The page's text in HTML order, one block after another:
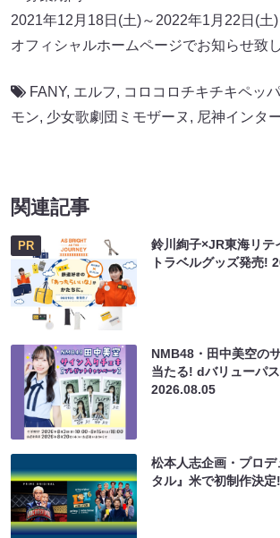
2021年12月18日(土)～2022年1月22日(
オフィシャルホームページでお知らせ致し
FANY, エルフ, コロコロチキチキペッ
モン, 少女歌劇団ミモザーヌ , 尼神インタ
関連記事
PR
鈴川絢子×JR東海リテ
トラベルグッズ発売!
NMB48・田中美空の
当たる! dバリューパ
2026.08.05
松本人志企画・プロ
タル』米で初制作決